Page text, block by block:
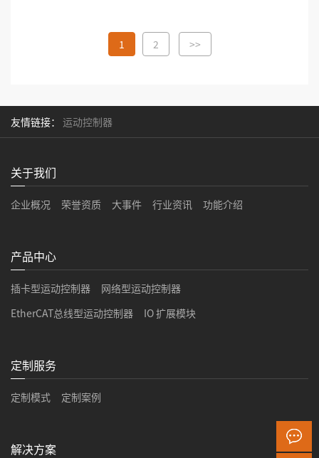
1 2 >>
友情链接： 运动控制器
关于我们
企业概况 荣誉资质 大事件 行业资讯 功能介绍
产品中心
插卡型运动控制器
网络型运动控制器
EtherCAT总线型运动控制器
IO 扩展模块
定制服务
定制模式 定制案例
解决方案